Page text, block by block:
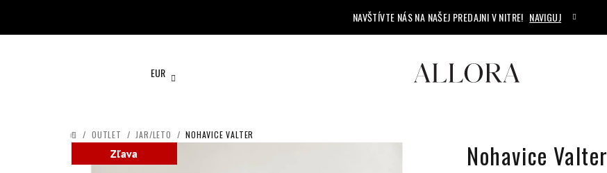
NAVŠTÍVTE NÁS NA NAŠEJ PREDAJNI V NITRE! NAVIGUJ
EUR
DOMOV
/ OUTLET / JAR/LETO / NOHAVICE VALTER
Nohavice Valter
Zľava